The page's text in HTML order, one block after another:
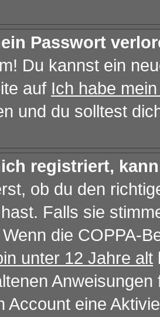
Passwort
Du kannst ein
auf Ich habe
und du solltest
registriert,
ob du den
Falls sie
die COPPA-
unter 12 Jahre alt
Account eine